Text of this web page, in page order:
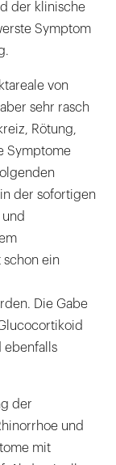
der klinische
Symptom
von
sehr rasch
Rötung,
Symptome
der sofortigen
ein
Die Gabe
ebenfalls
der
und
mit